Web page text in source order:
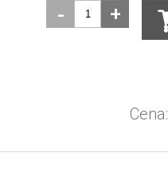
- +
Cena: